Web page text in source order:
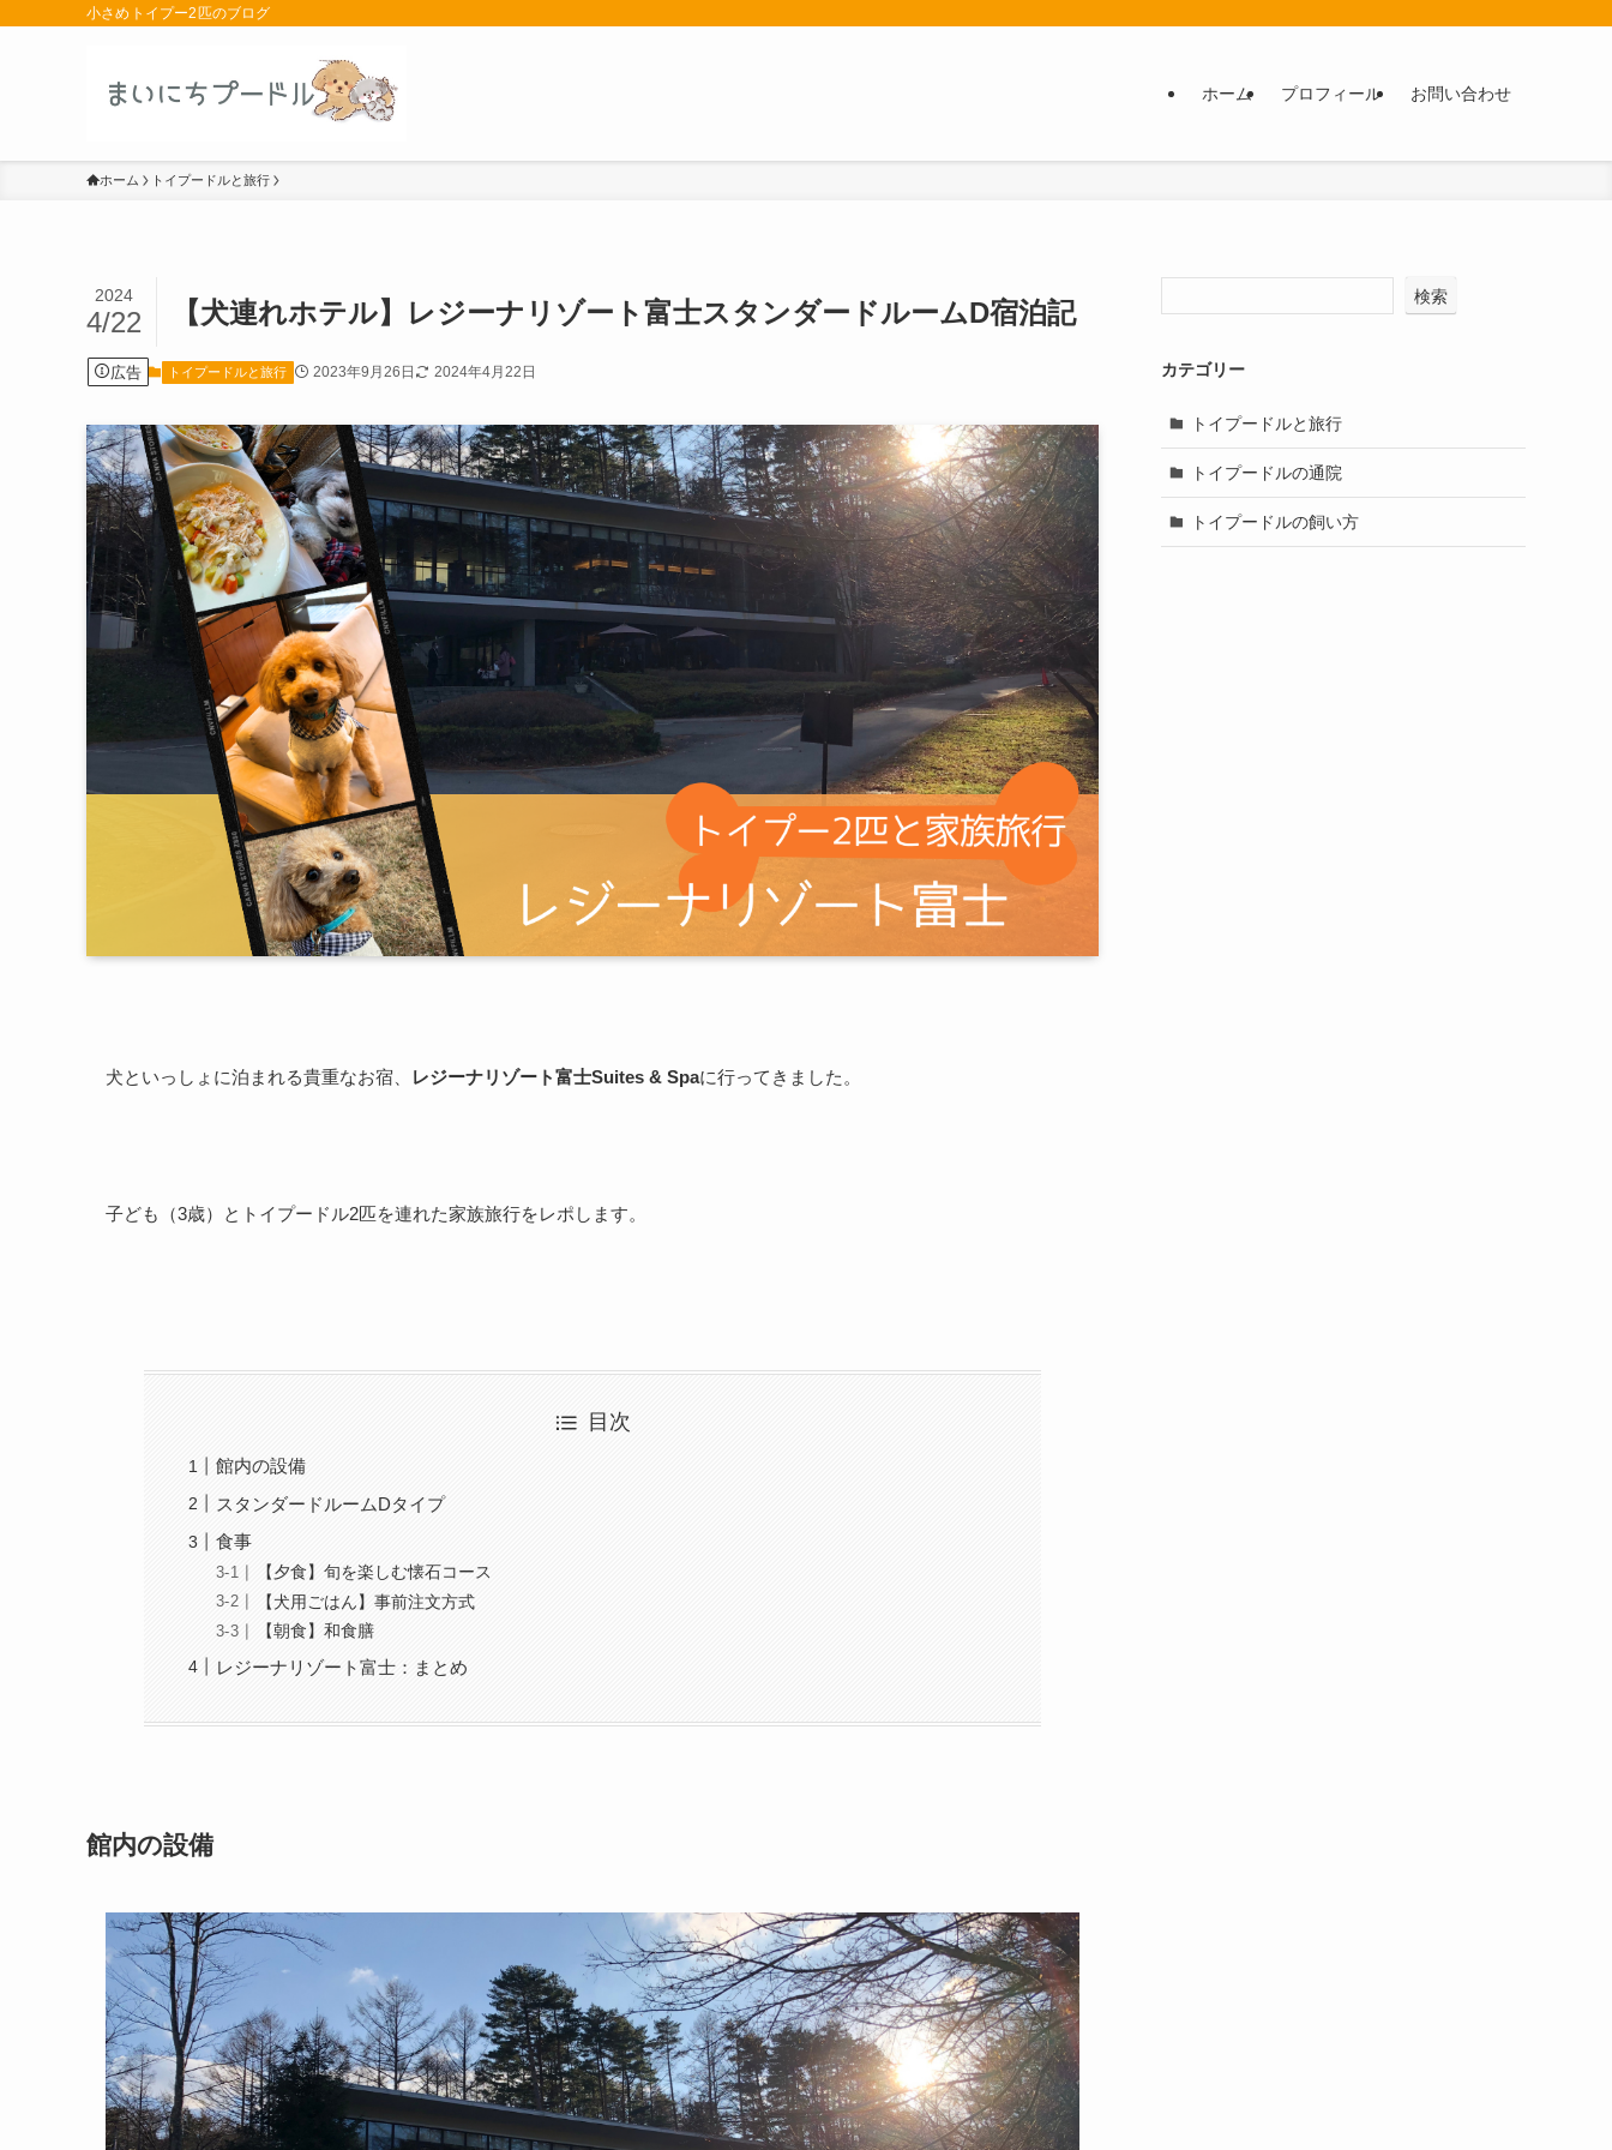
小さめトイプー2匹のブログ
ホーム プロフィール お問い合わせ
ホーム トイプードルと旅行
【犬連れホテル】レジーナリゾート富士スタンダードルームD宿泊記
2024
4/22
広告 トイプードルと旅行 2023年9月26日 2024年4月22日
犬といっしょに泊まれる貴重なお宿、 レジーナリゾート富士Suites & Spaに行ってきました。
子ども（3歳）とトイプードル2匹を連れた家族旅行をレポします。
目次
館内の設備
スタンダードルームDタイプ
食事
【夕食】旬を楽しむ懐石コース
【犬用ごはん】事前注文方式
【朝食】和食膳
レジーナリゾート富士：まとめ
館内の設備
検索
カテゴリー
トイプードルと旅行
トイプードルの通院
トイプードルの飼い方